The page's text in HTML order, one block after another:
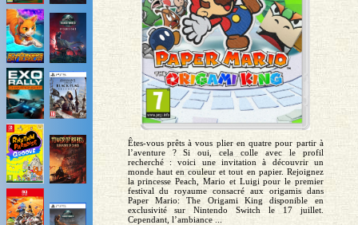
Êtes-vous prêts à vous plier en quatre pour partir à
l’aventure ? Si oui, cela colle avec le profil
recherché : voici une invitation à découvrir un
monde haut en couleur et tout en papier. Rejoignez
la princesse Peach, Mario et Luigi pour le premier
festival du royaume consacré aux origamis dans
Paper Mario: The Origami King disponible en
exclusivité sur Nintendo Switch le 17 juillet.
Cependant, l’ambiance ...